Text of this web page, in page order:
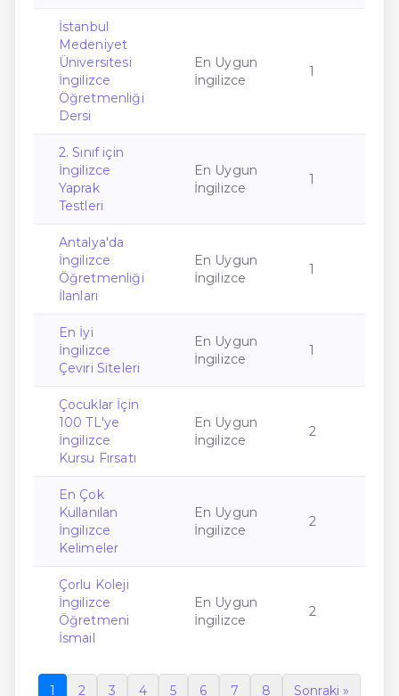
İstanbul
Medeniyet
Üniversitesi
İngilizce
Öğretmenliği
Dersi
En Uygun
İngilizce
1
2. Sınıf için
İngilizce
Yaprak
Testleri
En Uygun
İngilizce
1
Antalya'da
İngilizce
Öğretmenliği
İlanları
En Uygun
İngilizce
1
En İyi
İngilizce
Çeviri Siteleri
En Uygun
İngilizce
1
Çocuklar İçin
100 TL'ye
İngilizce
Kursu Fırsatı
En Uygun
İngilizce
2
En Çok
Kullanılan
İngilizce
Kelimeler
En Uygun
İngilizce
2
Çorlu Koleji
İngilizce
Öğretmeni
İsmail
En Uygun
İngilizce
2
1 2 3 4 5 6 7 8 Sonraki »